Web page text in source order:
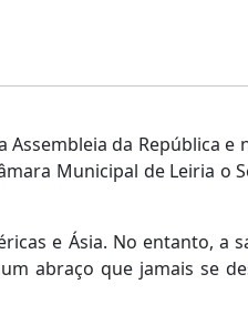
da República
Municipal de Leiria o
e Ásia. No entanto, a
abraço que jamais se